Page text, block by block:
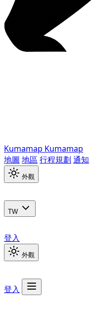
Kumamap Kumamap
地圖 地區 行程規劃 通知
外觀
TW
登入
外觀
登入